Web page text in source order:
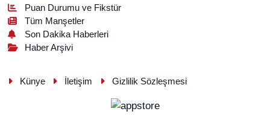
Puan Durumu ve Fikstür
Tüm Manşetler
Son Dakika Haberleri
Haber Arşivi
Künye İletişim Gizlilik Sözleşmesi